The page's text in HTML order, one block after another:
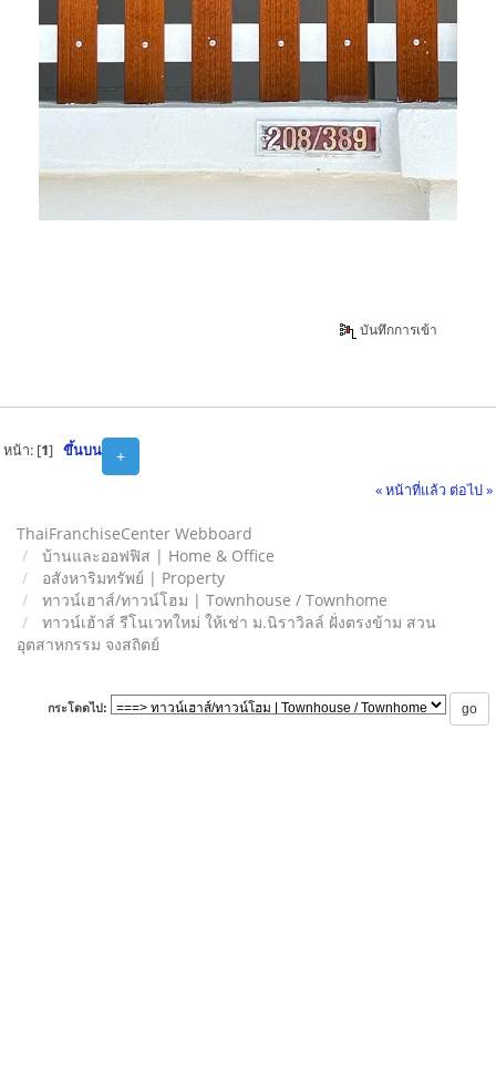
บันทึกการเข้า
+
หน้า: [1] ขึ้นบน
« หน้าที่แล้ว ต่อไป »
ThaiFranchiseCenter Webboard
บ้านและออฟฟิส | Home & Office
อสังหาริมทรัพย์ | Property
ทาวน์เฮาส์/ทาวน์โฮม | Townhouse / Townhome
ทาวน์เฮ้าส์ รีโนเวทใหม่ ให้เช่า ม.นิราวิลล์ ฝั่งตรงข้าม สวน
อุตสาหกรรม จงสถิตย์
กระโดดไป: